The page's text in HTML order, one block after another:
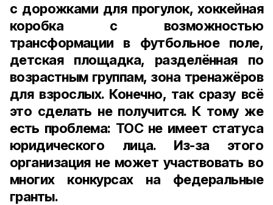
с дорожками для прогулок, хоккейная
коробка с возможностью
трансформации в футбольное поле,
детская площадка, разделённая по
возрастным группам, зона тренажёров
для взрослых. Конечно, так сразу всё
это сделать не получится. К тому же
есть проблема: ТОС не имеет статуса
юридического лица. Из-за этого
организация не может участвовать во
многих конкурсах на федеральные
гранты.